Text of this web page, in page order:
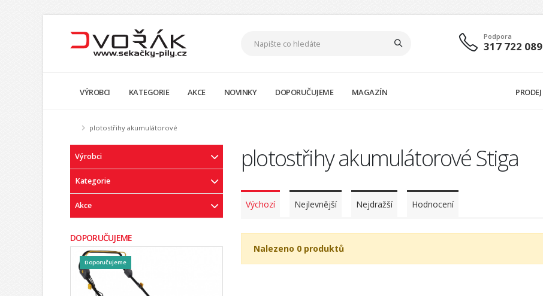
Podpora
317 722 089
VÝROBCI KATEGORIE AKCE NOVINKY DOPORUČUJEME MAGAZÍN PRODEJ
plotostřihy akumulátorové
Výrobci
Kategorie
Akce
DOPORUČUJEME
Doporučujeme
plotostřihy akumulátorové Stiga
Výchozí Nejlevnější Nejdražší Hodnocení
Nalezeno 0 produktů